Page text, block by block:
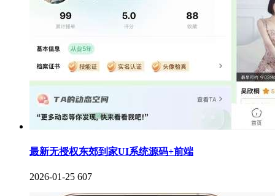
最新无授权东郊到家UI系统源码+前端
2026-01-25 607